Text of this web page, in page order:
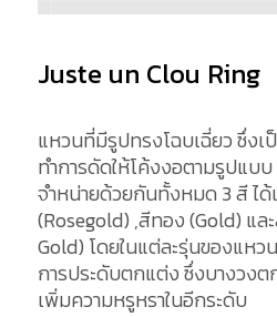
Juste un Clou Ring
แหวนที่มีรูปทรงโฉบเฉี่ยว ซึ่ง
ทำการดัดให้โค้งงอตามรูปแบบ
จำหน่ายด้วยกันทั้งหมด 3 สี ไ
(Rosegold) ,สีทอง (Gold) แล
Gold) โดยในแต่ละรุ่นของแห
การประดับตกแต่ง ซึ่งบางวง
เพิ่มความหรูหราในอีกระดับ